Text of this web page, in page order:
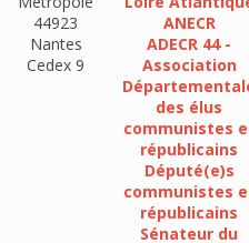
44923
Nantes
Cedex 9
ANECR
ADECR 44 -
Association
des élus
communistes
républicains
Député(e)s
communistes
républicains
Sénateur du